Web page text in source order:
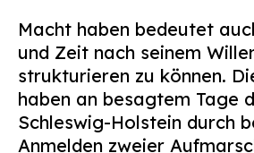
Macht haben bedeutet
und Zeit nach seinem
strukturieren zu können.
haben an besagtem Tage
Schleswig-Holstein durch
Anmelden zweier